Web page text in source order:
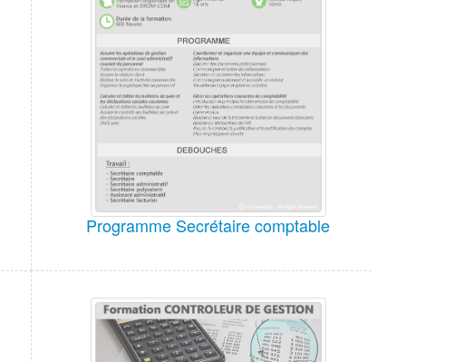
Programme Secrétaire comptable